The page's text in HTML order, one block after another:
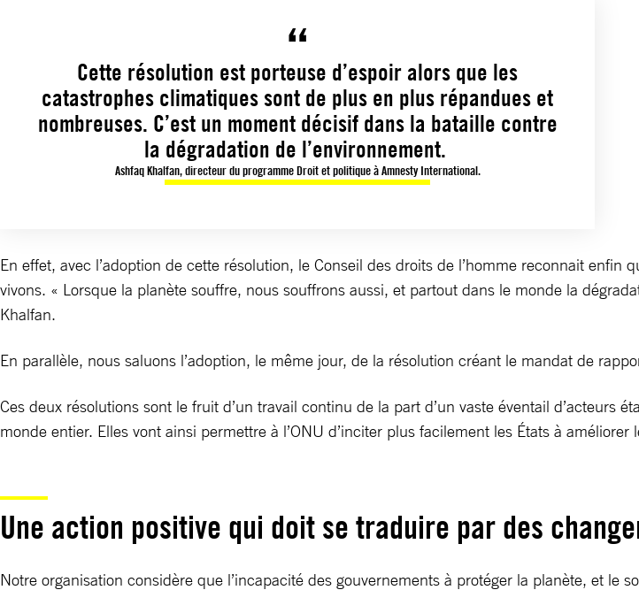
Cette résolution est porteuse d’espoir alors que les
catastrophes climatiques sont de plus en plus répandues et
nombreuses. C’est un moment décisif dans la bataille contre
la dégradation de l’environnement.
Ashfaq Khalfan, directeur du programme Droit et politique à Amnesty International.
En effet, avec l’adoption de cette résolution, le Conseil des droits de l’homme reconnait
vivons. « Lorsque la planète souffre, nous souffrons aussi, et partout dans le monde la
Khalfan.
En parallèle, nous saluons l’adoption, le même jour, de la résolution créant le mandat de
Ces deux résolutions sont le fruit d’un travail continu de la part d’un vaste éventail d’acteurs
monde entier. Elles vont ainsi permettre à l’ONU d’inciter plus facilement les États à
Une action positive qui doit se traduire par des
Notre organisation considère que l’incapacité des gouvernements à protéger la planète, et